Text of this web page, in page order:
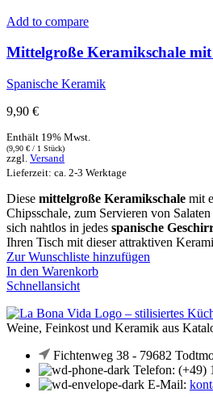
Add to compare
Mittelgroße Keramikschale
Spanische Keramik
9,90 €
Enthält 19% Mwst.
(9,90 € / 1 Stück)
zzgl. Versand
Lieferzeit: ca. 2-3 Werktage
Diese mittelgroße Keramikschale mit
Chipsschale, zum Servieren von
sich nahtlos in jedes spanische
Ihren Tisch mit dieser attraktiven
Zur Wunschliste hinzufügen
In den Warenkorb
Schnellansicht
Weine, Feinkost und Keramik aus
Fichtenweg 38 - 79682
Telefon: (+49)
E-Mail: